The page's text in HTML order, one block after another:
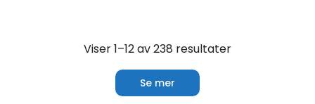
Viser 1–12 av 238 resultater
Se mer